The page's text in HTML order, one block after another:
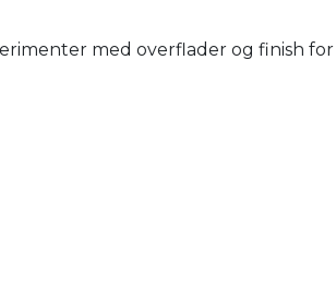
med overflader og finish